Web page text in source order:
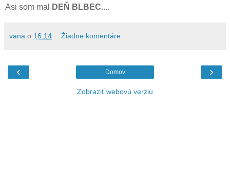
Asi som mal DEŇ BLBEC....
vana o 16:14 Žiadne komentáre:
‹ ›
Domov
Zobraziť webovú verziu